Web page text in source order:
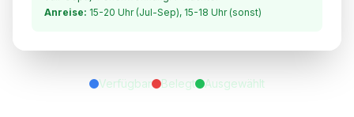
Anreise: 15-20 Uhr (Jul-Sep), 15-18 Uhr (sonst)
Verfügbar Belegt Ausgewählt